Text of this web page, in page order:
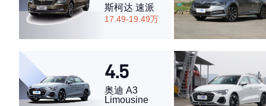
斯柯达 速派
17.49-19.49万
4.5
奥迪 A3
Limousine